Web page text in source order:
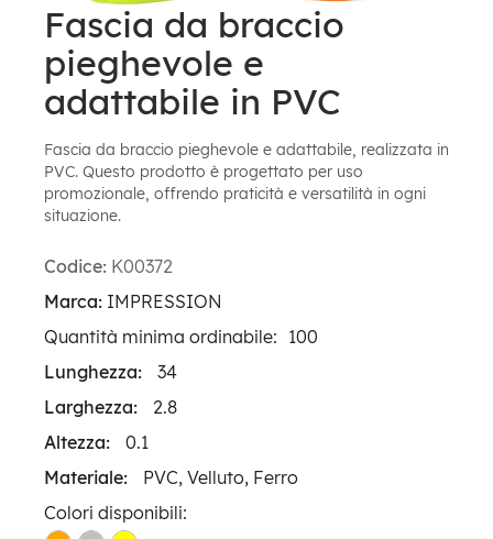
Fascia da braccio
pieghevole e
adattabile in PVC
Fascia da braccio pieghevole e adattabile, realizzata in
PVC. Questo prodotto è progettato per uso
promozionale, offrendo praticità e versatilità in ogni
situazione.
Codice: K00372
Marca: IMPRESSION
Quantità minima ordinabile: 100
Lunghezza:
34
Larghezza:
2.8
Altezza:
0.1
Materiale:
PVC, Velluto, Ferro
Colori disponibili: